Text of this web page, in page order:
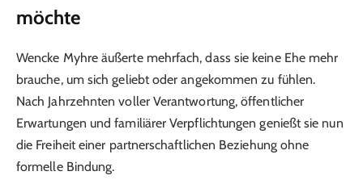
möchte
Wencke Myhre äußerte mehrfach, dass sie keine Ehe mehr
brauche, um sich geliebt oder angekommen zu fühlen.
Nach Jahrzehnten voller Verantwortung, öffentlicher
Erwartungen und familiärer Verpflichtungen genießt sie nun
die Freiheit einer partnerschaftlichen Beziehung ohne
formelle Bindung.